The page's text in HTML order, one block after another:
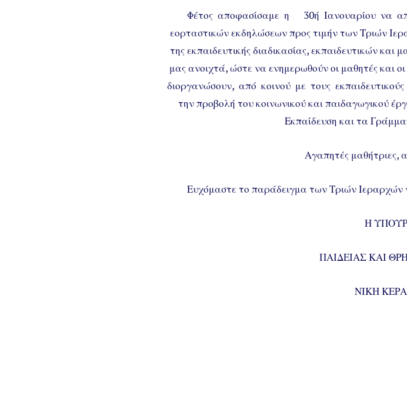
Φέτος αποφασίσαμε η 30ή Ιανουαρίου να
εορταστικών εκδηλώσεων προς τιμήν των Τριών
της εκπαιδευτικής διαδικασίας, εκπαιδευτικών και
μας ανοιχτά, ώστε να ενημερωθούν οι μαθητές και
διοργανώσουν, από κοινού με τους εκπαιδευτικούς
την προβολή του κοινωνικού και παιδαγωγικού
Εκπαίδευση και τα
Αγαπητές μαθήτριες,
Ευχόμαστε το παράδειγμα των Τριών Ιεραρχών
Η
ΠΑΙΔΕΙΑΣ ΚΑΙ
ΝΙΚΗ